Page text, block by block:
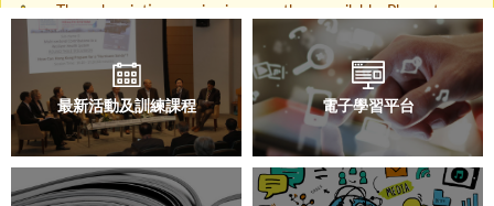
W
a
r
i
n
g
m
e
The subscription service is currently unavailable. Please try
again later.
最新活動及訓練課程 電子學習平台